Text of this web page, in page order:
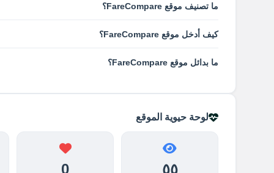
ما تصنيف موقع FareCompare؟
كيف أدخل موقع FareCompare؟
ما بدائل موقع FareCompare؟
لوحة حيوية الموقع
٥٥ 0